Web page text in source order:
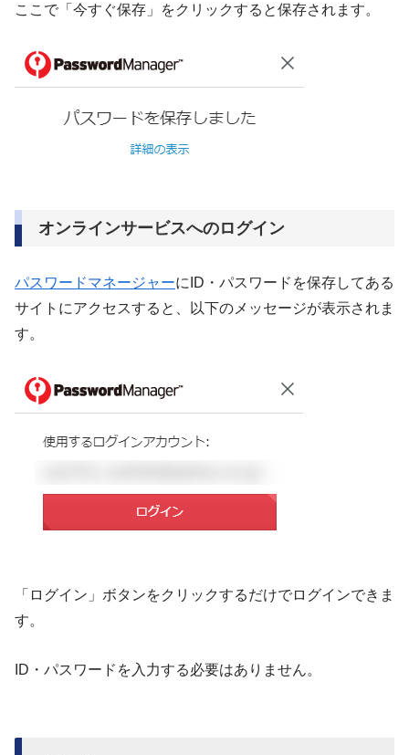
ここで「今すぐ保存」をクリックすると保存されます。
オンラインサービスへのログイン
パスワードマネージャーにID・パスワードを保存してある
サイトにアクセスすると、以下のメッセージが表示されま
す。
「ログイン」ボタンをクリックするだけでログインできま
す。
ID・パスワードを入力する必要はありません。